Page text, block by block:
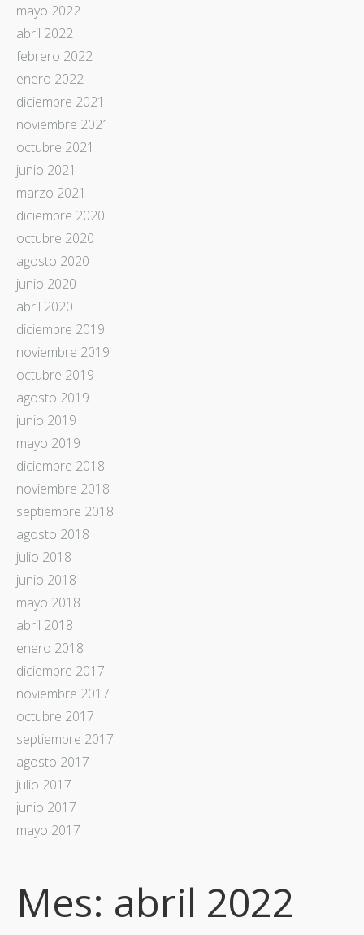
mayo 2022
abril 2022
febrero 2022
enero 2022
diciembre 2021
noviembre 2021
octubre 2021
junio 2021
marzo 2021
diciembre 2020
octubre 2020
agosto 2020
junio 2020
abril 2020
diciembre 2019
noviembre 2019
octubre 2019
agosto 2019
junio 2019
mayo 2019
diciembre 2018
noviembre 2018
septiembre 2018
agosto 2018
julio 2018
junio 2018
mayo 2018
abril 2018
enero 2018
diciembre 2017
noviembre 2017
octubre 2017
septiembre 2017
agosto 2017
julio 2017
junio 2017
mayo 2017
Mes: abril 2022